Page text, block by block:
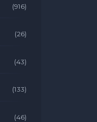
(916)
(26)
(43)
(133)
(46)